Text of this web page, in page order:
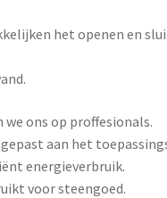
het openen en
we ons op proffesionals.
aan het
energieverbruik.
voor steengoed.